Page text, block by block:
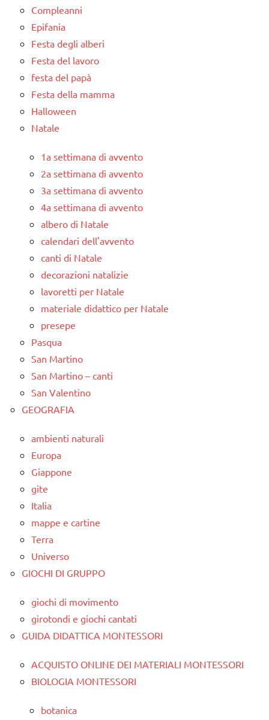
Compleanni
Epifania
Festa degli alberi
Festa del lavoro
festa del papà
Festa della mamma
Halloween
Natale
1a settimana di avvento
2a settimana di avvento
3a settimana di avvento
4a settimana di avvento
albero di Natale
calendari dell'avvento
canti di Natale
decorazioni natalizie
lavoretti per Natale
materiale didattico per Natale
presepe
Pasqua
San Martino
San Martino – canti
San Valentino
GEOGRAFIA
ambienti naturali
Europa
Giappone
gite
Italia
mappe e cartine
Terra
Universo
GIOCHI DI GRUPPO
giochi di movimento
girotondi e giochi cantati
GUIDA DIDATTICA MONTESSORI
ACQUISTO ONLINE DEI MATERIALI MONTESSORI
BIOLOGIA MONTESSORI
botanica